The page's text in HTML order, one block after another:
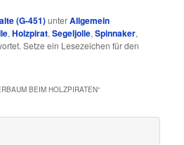
(G-451)unterAllgemein
,Holzpirat,Segeljolle,Spinnaker,
Setze ein Lesezeichen für den
BEIM HOLZPIRATEN“